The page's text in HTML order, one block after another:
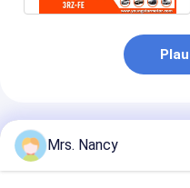
SCHLIESSEN SIE
Motorzylinder-
Empfohlene Produkte
Mrs. Nancy